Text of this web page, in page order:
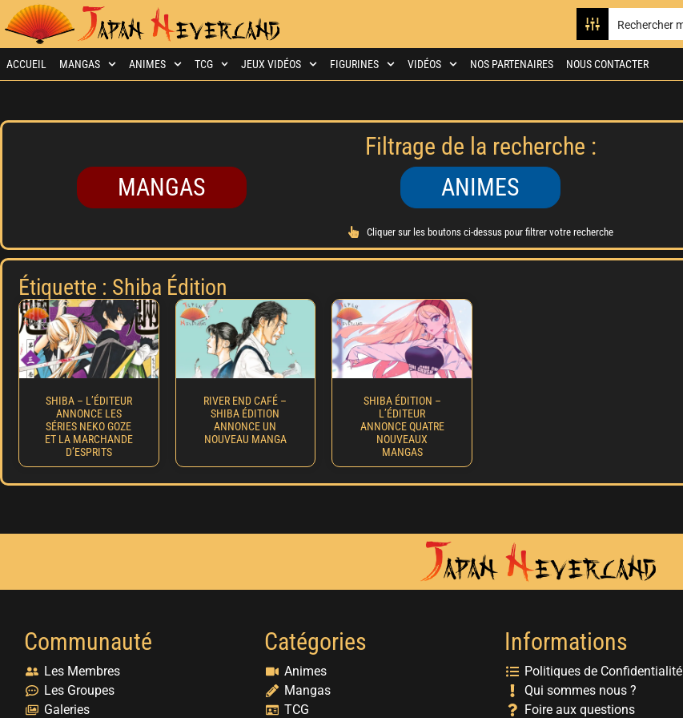
ACCUEIL MANGAS ANIMES TCG JEUX VIDÉOS FIGURINES VIDÉOS NOS PARTENAIRES NOUS CONTACTER
Filtrage de la recherche :
MANGAS
ANIMES
Cliquer sur les boutons ci-dessus pour filtrer votre recherche
Étiquette : Shiba Édition
SHIBA – L’ÉDITEUR
ANNONCE LES
SÉRIES NEKO GOZE
ET LA MARCHANDE
D’ESPRITS
RIVER END CAFÉ –
SHIBA ÉDITION
ANNONCE UN
NOUVEAU MANGA
SHIBA ÉDITION –
L’ÉDITEUR
ANNONCE QUATRE
NOUVEAUX
MANGAS
Communauté
Les Membres
Les Groupes
Galeries
Catégories
Animes
Mangas
TCG
Informations
Politiques de Confidentialité
Qui sommes nous ?
Foire aux questions